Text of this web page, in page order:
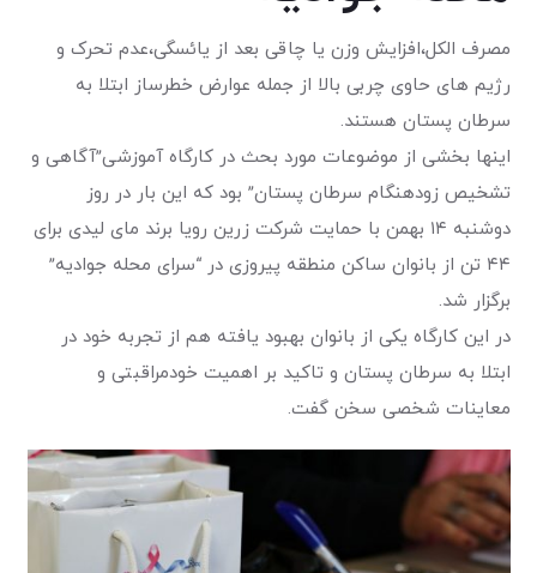
مصرف الکل،افزایش وزن یا چاقی بعد از یائسگی،عدم تحرک و
رژیم های حاوی چربی بالا از جمله عوارض خطرساز ابتلا به
سرطان پستان هستند.
اینها بخشی از موضوعات مورد بحث در کارگاه آموزشی”آگاهی و
تشخیص زودهنگام سرطان پستان” بود که این بار در روز
دوشنبه ۱۴ بهمن با حمایت شرکت زرین رویا برند مای لیدی برای
۴۴ تن از بانوان ساکن منطقه پیروزی در “سرای محله جوادیه”
برگزار شد.
در این کارگاه یکی از بانوان بهبود یافته هم از تجربه خود در
ابتلا به سرطان پستان و تاکید بر اهمیت خودمراقبتی و
معاینات شخصی سخن گفت.